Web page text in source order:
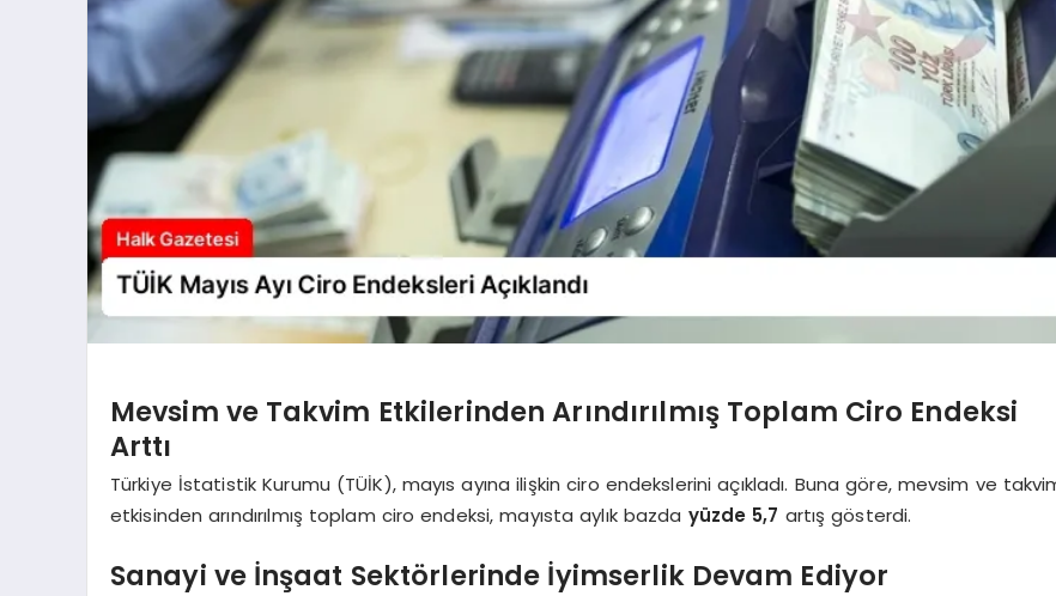
Mevsim ve Takvim Etkilerinden Arındırılmış Toplam Ciro Endeksi
Arttı
Türkiye İstatistik Kurumu (TÜİK), mayıs ayına ilişkin ciro endekslerini açıkladı. Buna göre, mevsim ve
etkisinden arındırılmış toplam ciro endeksi, mayısta aylık bazda yüzde 5,7 artış gösterdi.
Sanayi ve İnşaat Sektörlerinde İyimserlik Devam Ediyor